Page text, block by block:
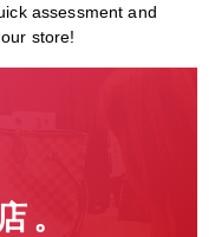
assessment and
store!
。